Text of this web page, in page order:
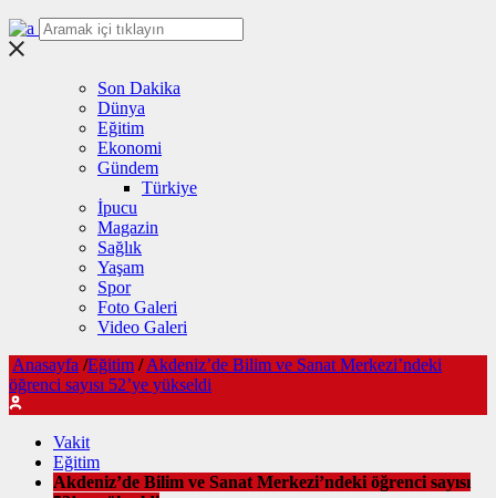
Son Dakika
Dünya
Eğitim
Ekonomi
Gündem
Türkiye
İpucu
Magazin
Sağlık
Yaşam
Spor
Foto Galeri
Video Galeri
Anasayfa /Eğitim / Akdeniz’de Bilim ve Sanat Merkezi’ndeki
öğrenci sayısı 52’ye yükseldi
Vakit
Eğitim
Akdeniz’de Bilim ve Sanat Merkezi’ndeki öğrenci sayısı